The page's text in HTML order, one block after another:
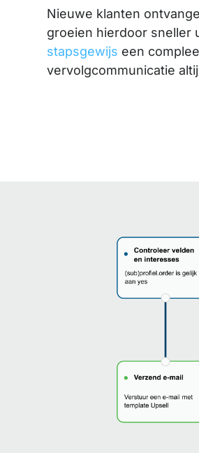
Nieuwe klanten
groeien hierdoor sneller
stapsgewijs een
vervolgcommunicatie